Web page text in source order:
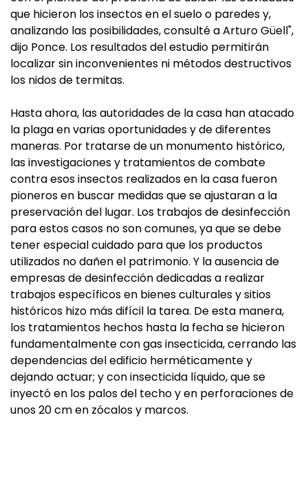
que hicieron los insectos en el suelo o paredes y,
analizando las posibilidades, consulté a Arturo Güell",
dijo Ponce. Los resultados del estudio permitirán
localizar sin inconvenientes ni métodos destructivos
los nidos de termitas.
Hasta ahora, las autoridades de la casa han atacado
la plaga en varias oportunidades y de diferentes
maneras. Por tratarse de un monumento histórico,
las investigaciones y tratamientos de combate
contra esos insectos realizados en la casa fueron
pioneros en buscar medidas que se ajustaran a la
preservación del lugar. Los trabajos de desinfección
para estos casos no son comunes, ya que se debe
tener especial cuidado para que los productos
utilizados no dañen el patrimonio. Y la ausencia de
empresas de desinfección dedicadas a realizar
trabajos específicos en bienes culturales y sitios
históricos hizo más difícil la tarea. De esta manera,
los tratamientos hechos hasta la fecha se hicieron
fundamentalmente con gas insecticida, cerrando las
dependencias del edificio herméticamente y
dejando actuar; y con insecticida líquido, que se
inyectó en los palos del techo y en perforaciones de
unos 20 cm en zócalos y marcos.